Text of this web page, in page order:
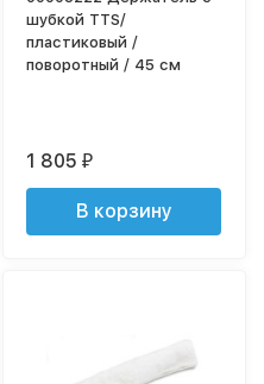
шубкой TTS/
пластиковый /
поворотный / 45 см
1 805₽
В корзину